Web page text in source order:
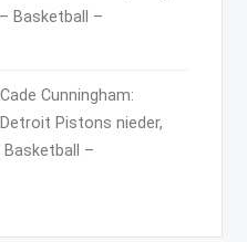
Basketball –
Cunningham:
Pistons nieder,
Basketball –